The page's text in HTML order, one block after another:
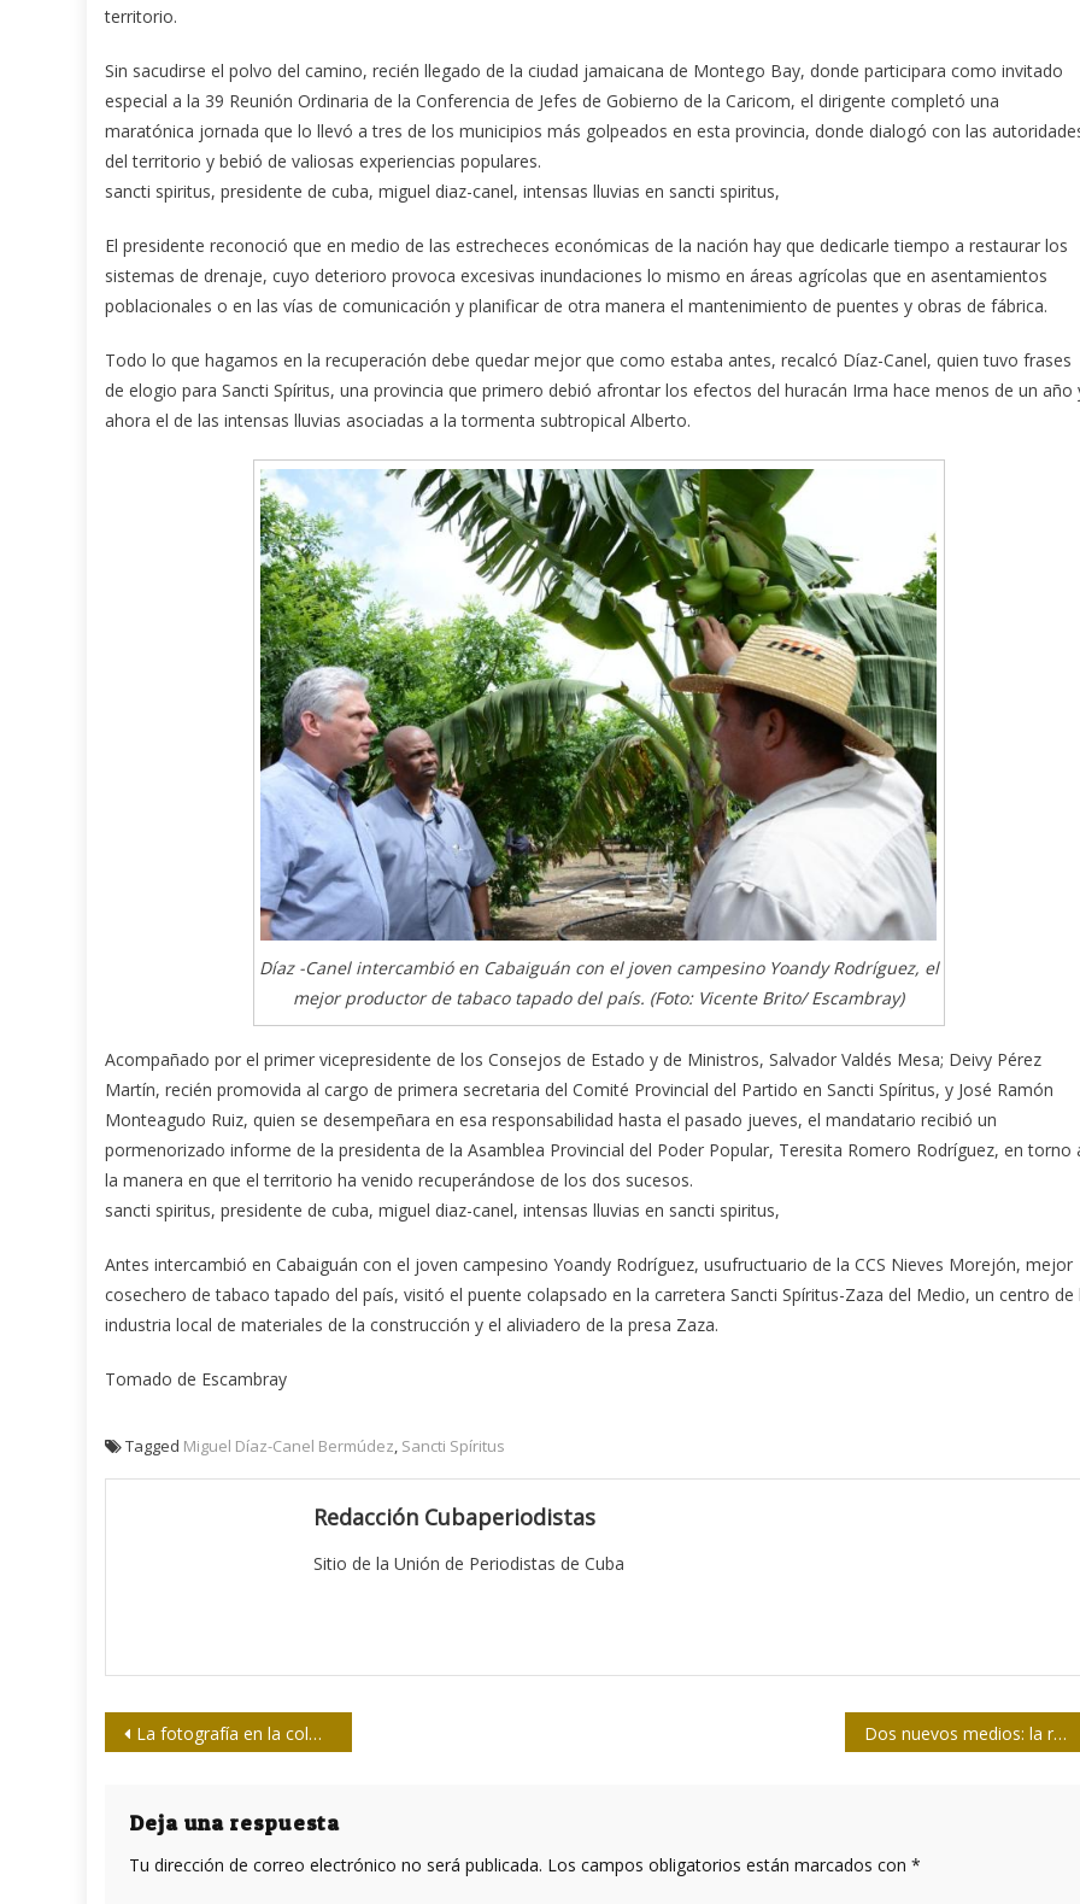
territorio.
Sin sacudirse el polvo del camino, recién llegado de la ciudad jamaicana de Montego Bay, donde participara como invitado
especial a la 39 Reunión Ordinaria de la Conferencia de Jefes de Gobierno de la Caricom, el dirigente completó una
maratónica jornada que lo llevó a tres de los municipios más golpeados en esta provincia, donde dialogó con las
del territorio y bebió de valiosas experiencias populares.
sancti spiritus, presidente de cuba, miguel diaz-canel, intensas lluvias en sancti spiritus,
El presidente reconoció que en medio de las estrecheces económicas de la nación hay que dedicarle tiempo a restaurar los
sistemas de drenaje, cuyo deterioro provoca excesivas inundaciones lo mismo en áreas agrícolas que en asentamientos
poblacionales o en las vías de comunicación y planificar de otra manera el mantenimiento de puentes y obras de fábrica.
Todo lo que hagamos en la recuperación debe quedar mejor que como estaba antes, recalcó Díaz-Canel, quien tuvo frases
de elogio para Sancti Spíritus, una provincia que primero debió afrontar los efectos del huracán Irma hace menos de un año
ahora el de las intensas lluvias asociadas a la tormenta subtropical Alberto.
Díaz -Canel intercambió en Cabaiguán con el joven campesino Yoandy Rodríguez, el
mejor productor de tabaco tapado del país. (Foto: Vicente Brito/ Escambray)
Acompañado por el primer vicepresidente de los Consejos de Estado y de Ministros, Salvador Valdés Mesa; Deivy Pérez
Martín, recién promovida al cargo de primera secretaria del Comité Provincial del Partido en Sancti Spíritus, y José Ramón
Monteagudo Ruiz, quien se desempeñara en esa responsabilidad hasta el pasado jueves, el mandatario recibió un
pormenorizado informe de la presidenta de la Asamblea Provincial del Poder Popular, Teresita Romero Rodríguez, en torno
la manera en que el territorio ha venido recuperándose de los dos sucesos.
sancti spiritus, presidente de cuba, miguel diaz-canel, intensas lluvias en sancti spiritus,
Antes intercambió en Cabaiguán con el joven campesino Yoandy Rodríguez, usufructuario de la CCS Nieves Morejón, mejor
cosechero de tabaco tapado del país, visitó el puente colapsado en la carretera Sancti Spíritus-Zaza del Medio, un centro de
industria local de materiales de la construcción y el aliviadero de la presa Zaza.
Tomado de Escambray
Tagged Miguel Díaz-Canel Bermúdez, Sancti Spíritus
Redacción Cubaperiodistas
Sitio de la Unión de Periodistas de Cuba
Navegación
entradas
La fotografía en la colonia Dos nuevos medios: la radio y la televisión
Deja una respuesta
Tu dirección de correo electrónico no será publicada. Los campos obligatorios están marcados con *